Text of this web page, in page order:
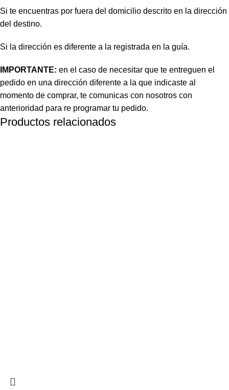
Si te encuentras por fuera del domicilio descrito en la dirección
del destino.
Si la dirección es diferente a la registrada en la guía.
IMPORTANTE: en el caso de necesitar que te entreguen el
pedido en una dirección diferente a la que indicaste al
momento de comprar, te comunicas con nosotros con
anterioridad para re programar tu pedido.
Productos relacionados